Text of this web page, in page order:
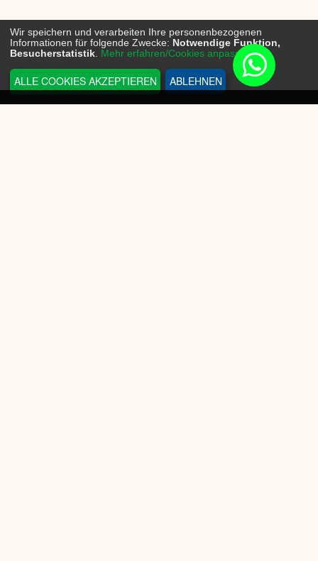
Wir speichern und verarbeiten Ihre personenbezogenen
Informationen für folgende Zwecke: Notwendige Funktion,
Besucherstatistik Mehr erfahren/Cookies anpassen...
ALLE COOKIES AKZEPTIEREN ABLEHNEN